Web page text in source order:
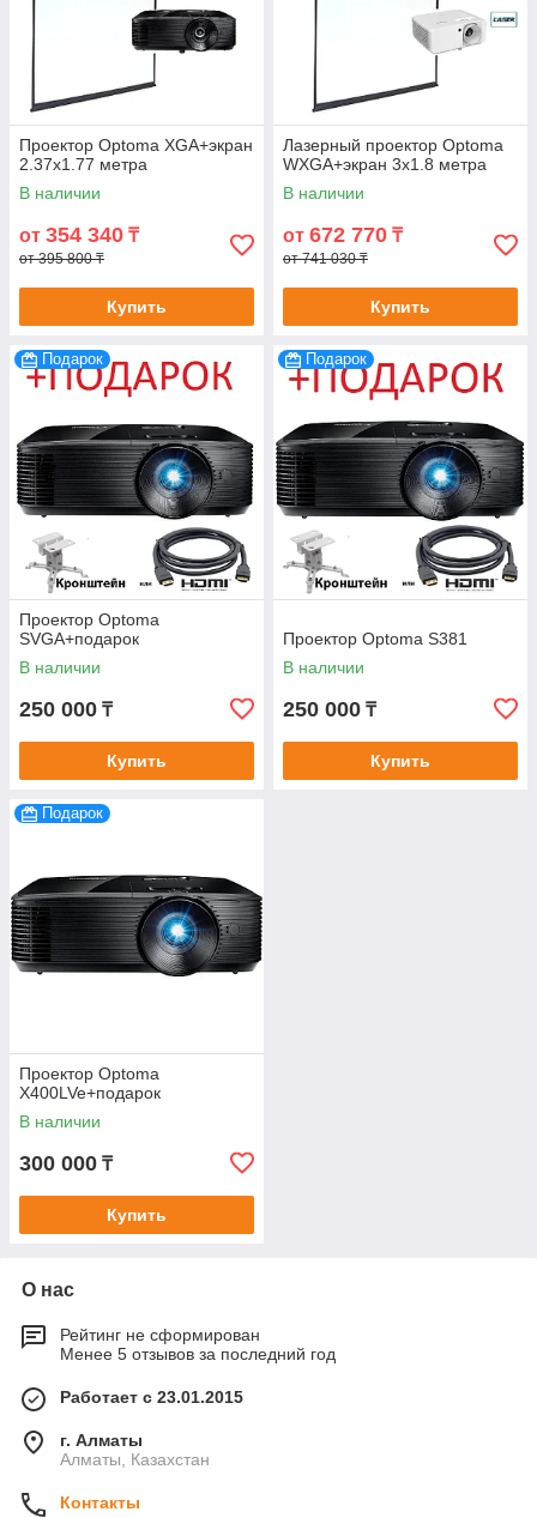
Проектор Optoma XGA+экран
2.37х1.77 метра
В наличии
от 354 340 ₸
от 395 800 ₸
Купить
Лазерный проектор Optoma
WXGA+экран 3х1.8 метра
В наличии
от 672 770 ₸
от 741 030 ₸
Купить
Подарок
Проектор Optoma
SVGA+подарок
В наличии
250 000 ₸
Купить
Подарок
Проектор Optoma S381
В наличии
250 000 ₸
Купить
Подарок
Проектор Optoma
X400LVe+подарок
В наличии
300 000 ₸
Купить
О нас
Рейтинг не сформирован
Менее 5 отзывов за последний год
Работает с 23.01.2015
г. Алматы
Алматы, Казахстан
Контакты